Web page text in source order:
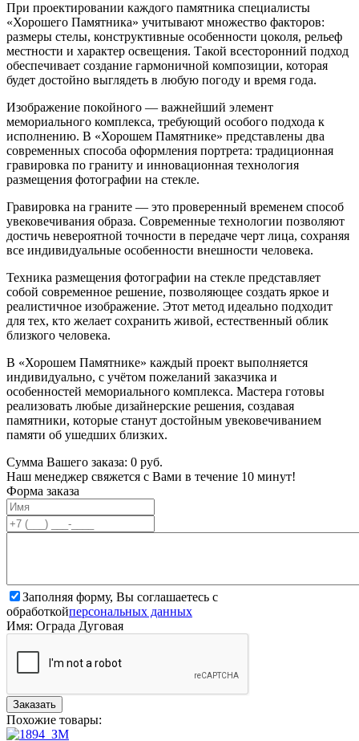
При проектировании каждого памятника специалисты
«Хорошего Памятника» учитывают множество факторов:
размеры стелы, конструктивные особенности цоколя, рельеф
местности и характер освещения. Такой всесторонний подход
обеспечивает создание гармоничной композиции, которая
будет достойно выглядеть в любую погоду и время года.
Изображение покойного — важнейший элемент
мемориального комплекса, требующий особого подхода к
исполнению. В «Хорошем Памятнике» представлены два
современных способа оформления портрета: традиционная
гравировка по граниту и инновационная технология
размещения фотографии на стекле.
Гравировка на граните — это проверенный временем способ
увековечивания образа. Современные технологии позволяют
достичь невероятной точности в передаче черт лица, сохраняя
все индивидуальные особенности внешности человека.
Техника размещения фотографии на стекле представляет
собой современное решение, позволяющее создать яркое и
реалистичное изображение. Этот метод идеально подходит
для тех, кто желает сохранить живой, естественный облик
близкого человека.
В «Хорошем Памятнике» каждый проект выполняется
индивидуально, с учётом пожеланий заказчика и
особенностей мемориального комплекса. Мастера готовы
реализовать любые дизайнерские решения, создавая
памятники, которые станут достойным увековечиванием
памяти об ушедших близких.
Сумма Вашего заказа: 0 руб.
Наш менеджер свяжется с Вами в течение 10 минут!
Форма заказа
Заполняя форму, Вы соглашаетесь с
обработкойперсональных данных
Имя: Ограда Дуговая
Похожие товары: